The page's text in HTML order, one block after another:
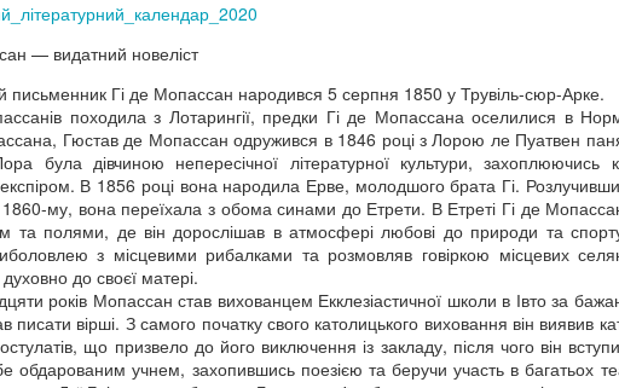
— видатний новеліст
письменник Гі де Мопассан народився 5 серпня 1850 у Трувіль-сюр-Арке.
походила з Лотарингії, предки Гі де Мопассана оселилися в
Гюстав де Мопассан одружився в 1846 році з Лорою ле Пуатвен
була дівчиною непересічної літературної культури, захоплюючись
В 1856 році вона народила Ерве, молодшого брата Гі.
1860-му, вона переїхала з обома синами до Етрети. В Етреті Гі де
та полями, де він дорослішав в атмосфері любові до природи та
з місцевими рибалками та розмовляв говіркою місцевих
до своєї матері.
років Мопассан став вихованцем Екклезіастичної школи в Івто за
писати вірші. З самого початку свого католицького виховання він виявив
що призвело до його виключення із закладу, після чого він
обдарованим учнем, захопившись поезією та беручи участь в багатьох
дня народження Олени Теліги (1906–1942)
по собі не лише вірші, а й приклад незламності. Саме такою була
публіцистка, літературна критикиня, громадська діячка та членкиня
далеко від України, вона свідомо обрала бути українкою. Її шлях до
і безкомпромісним. Саме тоді прозвучали слова, які стали символом її
моя мова!» Відтоді Олена говорила лише українською, присвятивши своє
пристрасна й сповнена внутрішньої свободи. У ній немає місця
жіночу гідність, боротьбу та відповідальність перед Батьківщиною. Для
— воно стало зброєю.
світової війни Олена Теліга повернулася до окупованого Києва, де очолила
та редагувала літературний додаток «Літаври». Попри смертельну
9 лютого 1942 року її заарештували разом із чоловіком Михайлом. Перед
ґестапо вона залишила останній напис: «Тут сиділа і звідси йде на
року подружжя Теліг було розстріляне в Бабиному Яру. Їй було лише 35